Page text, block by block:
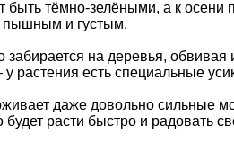
тёмно-зелёными, а к
пышным и густым.
на деревья,
есть специальные
даже довольно
расти быстро и радовать